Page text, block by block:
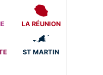
LA RÉUNION
ST MARTIN